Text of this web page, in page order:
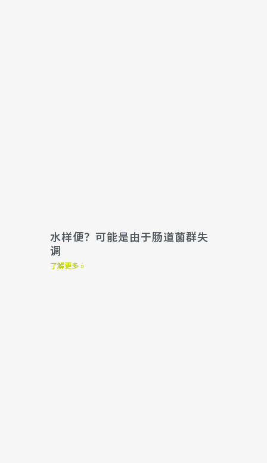
水样便？可能是由于肠道菌群失
调
了解更多 »